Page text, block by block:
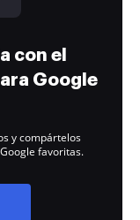
con el
Google
y compártelos
favoritas.